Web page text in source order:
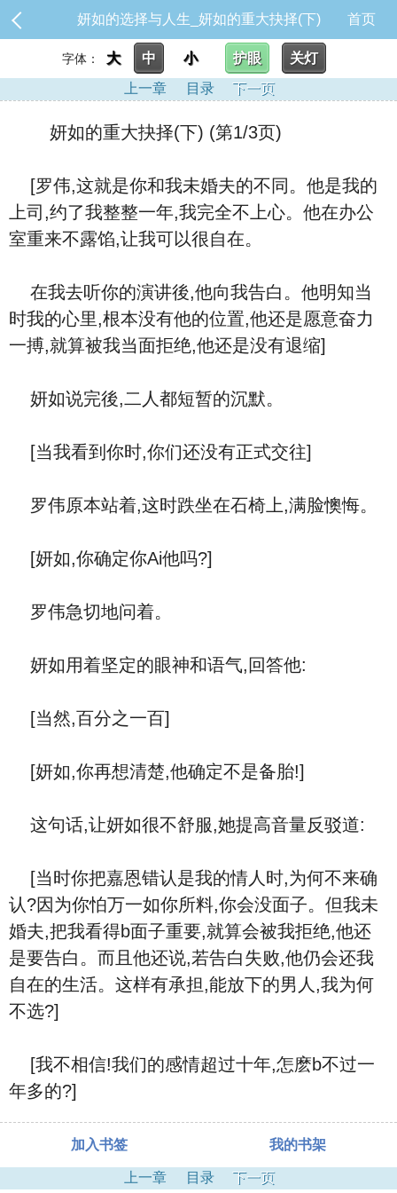
妍如的选择与人生_妍如的重大抉择(下) 首页
字体： 大 中 小 护眼
关灯
上一章
目录 下一页
妍如的重大抉择(下) (第1/3页)
[罗伟,这就是你和我未婚夫的不同。他是我的
上司,约了我整整一年,我完全不上心。他在办公
室重来不露馅,让我可以很自在。
在我去听你的演讲後,他向我告白。他明知当
时我的心里,根本没有他的位置,他还是愿意奋力
一搏,就算被我当面拒绝,他还是没有退缩]
妍如说完後,二人都短暂的沉默。
[当我看到你时,你们还没有正式交往]
罗伟原本站着,这时跌坐在石椅上,满脸懊悔。
[妍如,你确定你Ai他吗?]
罗伟急切地问着。
妍如用着坚定的眼神和语气,回答他:
[当然,百分之一百]
[妍如,你再想清楚,他确定不是备胎!]
这句话,让妍如很不舒服,她提高音量反驳道:
[当时你把嘉恩错认是我的情人时,为何不来确
认?因为你怕万一如你所料,你会没面子。但我未
婚夫,把我看得b面子重要,就算会被我拒绝,他还
是要告白。而且他还说,若告白失败,他仍会还我
自在的生活。这样有承担,能放下的男人,我为何
不选?]
[我不相信!我们的感情超过十年,怎麽b不过一
年多的?]
加入书签 我的书架
上一章 目录 下一页